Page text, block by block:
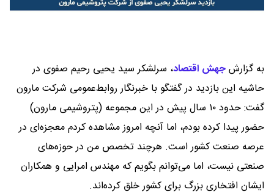
به گزارشجهش اقتصاد، سرلشکر سید یحیی رحیم صفوی در
حاشیه این بازدید در گفتگو با خبرنگار روابط‌عمومی شرکت مارون
گفت: حدود ۱۰ سال پیش در این مجموعه (پتروشیمی مارون)
حضور پیدا کرده بودم، اما آنچه امروز مشاهده کردم معجزه‌ای در
عرصه صنعت کشور است. هرچند تخصص من در حوزه‌های
صنعتی نیست، اما می‌توانم بگویم که مهندس امرایی و همکاران
ایشان افتخاری بزرگ برای کشور خلق کرده‌اند.